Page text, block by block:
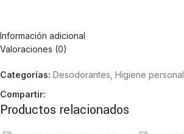
Información adicional
Valoraciones (0)
Categorías: Desodorantes Higiene personal
Compartir:
Productos relacionados